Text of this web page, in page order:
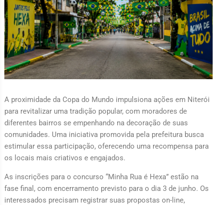
A proximidade da Copa do Mundo impulsiona ações em Niterói
para revitalizar uma tradição popular, com moradores de
diferentes bairros se empenhando na decoração de suas
comunidades. Uma iniciativa promovida pela prefeitura busca
estimular essa participação, oferecendo uma recompensa para
os locais mais criativos e engajados.
As inscrições para o concurso “Minha Rua é Hexa” estão na
fase final, com encerramento previsto para o dia 3 de junho. Os
interessados precisam registrar suas propostas on-line,